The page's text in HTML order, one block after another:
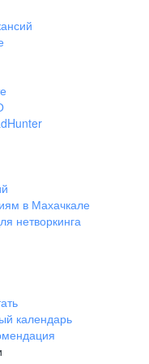
в Махачкале
нетворкинга
календарь